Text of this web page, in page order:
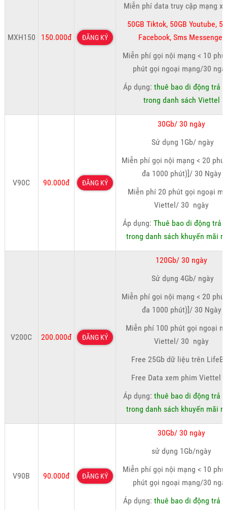
MXH150 150.000đ ĐĂNG KÝ
Miễn phí data truy cập mạng
50GB Tiktok, 50GB Youtube,
Facebook, Sms Messenger
Miễn phí gọi nội mạng < 10
phút gọi ngoại mạng/30
Áp dụng:thuê bao di động trả
trong danh sách Viettel
V90C 90.000đ ĐĂNG KÝ
30Gb/ 30 ngày
Sử dụng 1Gb/ ngày
Miễn phí gọi nội mạng < 20
đa 1000 phút)]/ 30 Ngày
Miễn phí 20 phút gọi ngoại
Viettel/ 30 ngày
Áp dụng: Thuê bao di động trả
trong danh sách khuyến mãi
V200C 200.000đ ĐĂNG KÝ
120Gb/ 30 ngày
Sử dụng 4Gb/ ngày
Miễn phí gọi nội mạng < 20
đa 1000 phút)]/ 30 Ngày
Miễn phí 100 phút gọi ngoại
Viettel/ 30 ngày
Free 25Gb dữ liệu trên
Free Data xem phim Viettel
Áp dụng:thuê bao di động trả
trong danh sách khuyến mãi
V90B 90.000đ ĐĂNG KÝ
30Gb/ 30 ngày
sử dụng 1Gb/ngày
Miễn phí gọi nội mạng < 10
phút gọi ngoại mạng/30
Áp dụng:thuê bao di động trả